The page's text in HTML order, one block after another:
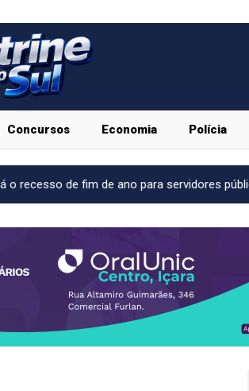
Concursos Economia Polícia
ano para servidores públicos Economia